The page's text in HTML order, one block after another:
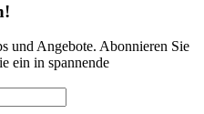
und Angebote. Abonnieren Sie
ein in spannende